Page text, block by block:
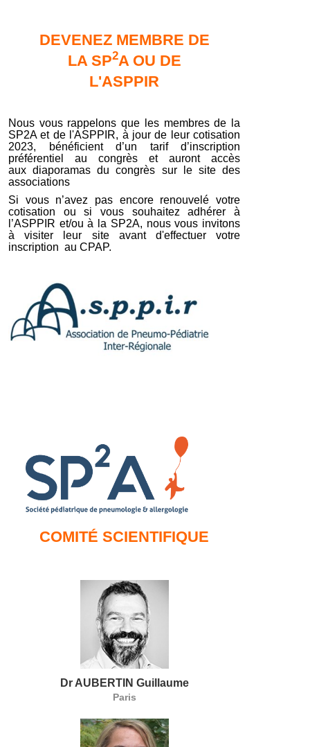
DEVENEZ MEMBRE DE
LA SP2A OU DE
L'ASPPIR
Nous vous rappelons que les membres de la
SP2A et de l'ASPPIR, à jour de leur cotisation
2023, bénéficient d’un tarif d’inscription
préférentiel au congrès et auront accès
aux diaporamas du congrès sur le site des
associations
Si vous n’avez pas encore renouvelé votre
cotisation ou si vous souhaitez adhérer à
l’ASPPIR et/ou à la SP2A, nous vous invitons
à visiter leur site avant d'effectuer votre
inscription au CPAP.
COMITÉ SCIENTIFIQUE
Dr AUBERTIN Guillaume
Paris